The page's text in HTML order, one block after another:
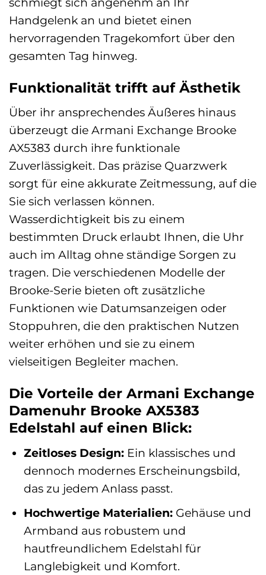
Handgelenk an und bietet einen
hervorragenden Tragekomfort über den
gesamten Tag hinweg.
Funktionalität trifft auf Ästhetik
Über ihr ansprechendes Äußeres hinaus
überzeugt die Armani Exchange Brooke
AX5383 durch ihre funktionale
Zuverlässigkeit. Das präzise Quarzwerk
sorgt für eine akkurate Zeitmessung, auf die
Sie sich verlassen können.
Wasserdichtigkeit bis zu einem
bestimmten Druck erlaubt Ihnen, die Uhr
auch im Alltag ohne ständige Sorgen zu
tragen. Die verschiedenen Modelle der
Brooke-Serie bieten oft zusätzliche
Funktionen wie Datumsanzeigen oder
Stoppuhren, die den praktischen Nutzen
weiter erhöhen und sie zu einem
vielseitigen Begleiter machen.
Die Vorteile der Armani Exchange
Damenuhr Brooke AX5383
Edelstahl auf einen Blick:
Zeitloses Design:Ein klassisches und
dennoch modernes Erscheinungsbild,
das zu jedem Anlass passt.
Hochwertige Materialien:Gehäuse und
Armband aus robustem und
hautfreundlichem Edelstahl für
Langlebigkeit und Komfort.